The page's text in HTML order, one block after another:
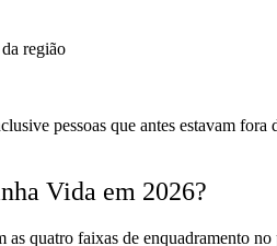
região
pessoas que antes estavam
Vida em 2026?
quatro faixas de enquadramento no